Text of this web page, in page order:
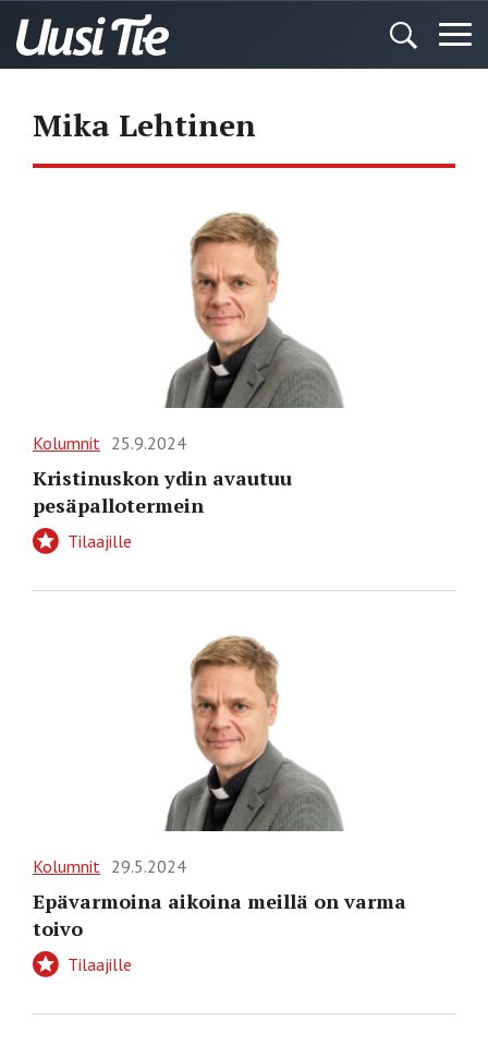
Mika Lehtinen
Kolumnit 25.9.2024
Kristinuskon ydin avautuu
pesäpallotermein
Tilaajille
Kolumnit 29.5.2024
Epävarmoina aikoina meillä on varma
toivo
Tilaajille